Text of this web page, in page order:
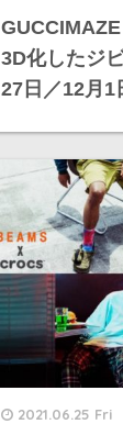
3D化したジ
27日／12月1
2021.06.25 Fri